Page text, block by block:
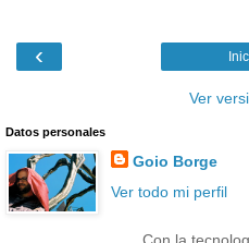
‹
Ver
Datos personales
Goio Borge
Ver todo mi perfil
Con la